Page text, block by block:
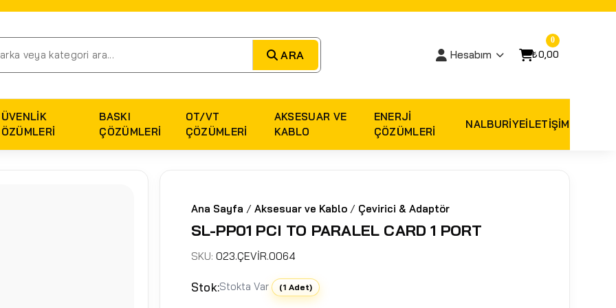
ARA Hesabım
0
₺0,00
BASKI
ÇÖZÜMLERI
OT/VT
ÇÖZÜMLERI
AKSESUAR VE
KABLO
ENERJI
ÇÖZÜMLERI
NALBURIYEİLETİŞİM
Ana Sayfa / Aksesuar ve Kablo / Çevirici & Adaptör
SL-PP01 PCI TO PARALEL CARD 1 PORT
SKU: 023.ÇEVİR.0064
Stok:Stokta Var (1 Adet)